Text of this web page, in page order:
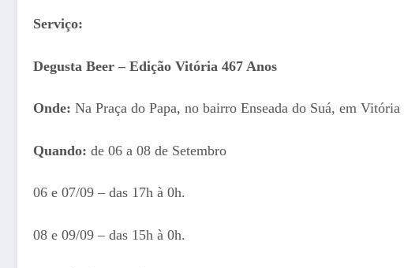
Serviço:
Degusta Beer – Edição Vitória 467 Anos
Onde: Na Praça do Papa, no bairro Enseada do Suá, em Vitória
Quando: de 06 a 08 de Setembro
06 e 07/09 – das 17h à 0h.
08 e 09/09 – das 15h à 0h.